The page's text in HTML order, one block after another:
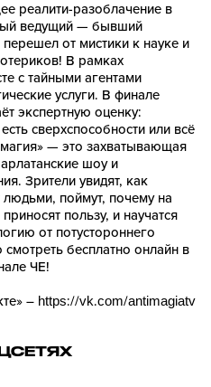
реалити-разоблачение в
ведущий — бывший
от мистики к науке и
В рамках
с тайными агентами
услуги. В финале
экспертную оценку:
сверхспособности или всё
— это захватывающая
шоу и
Зрители увидят, как
поймут, почему на
пользу, и научатся
от потустороннего
бесплатно онлайн в
ЧЕ!
– https://vk.com/antimagiatv